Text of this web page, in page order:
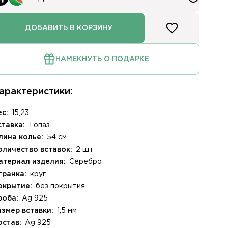
ДОБАВИТЬ В КОРЗИНУ
НАМЕКНУТЬ О ПОДАРКЕ
15,23
Топаз
колье:
54 см
вставок:
2 шт
изделия:
Серебро
круг
без покрытия
Ag 925
вставки:
1,5 мм
Ag 925